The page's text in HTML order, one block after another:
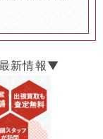
新情報▼